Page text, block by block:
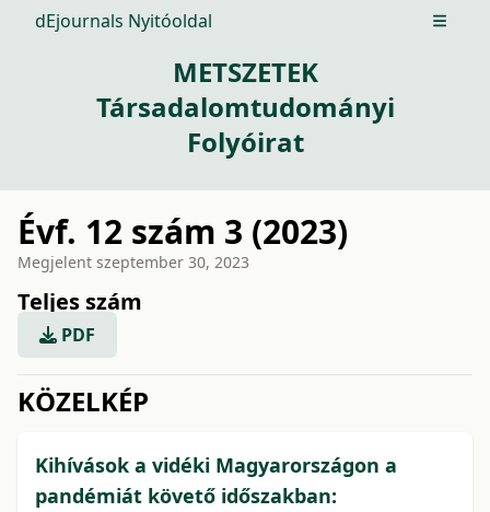
dEjournals Nyitóoldal Open
METSZETEK
Társadalomtudományi
Folyóirat
Évf. 12 szám 3 (2023)
Megjelent szeptember 30, 2023
Teljes szám
PDF
KÖZELKÉP
Kihívások a vidéki Magyarországon a
pandémiát követő időszakban: